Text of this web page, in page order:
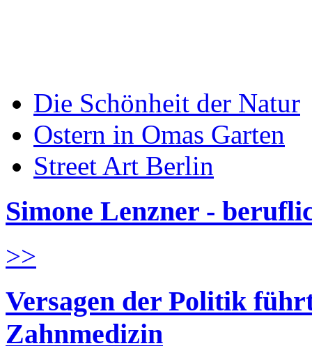
Die Schönheit der Natur
Ostern in Omas Garten
Street Art Berlin
Simone Lenzner -
>>
Versagen der Politik
Zahnmedizin